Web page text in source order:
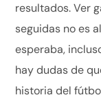
resultados. Ver
seguidas no es
esperaba,
hay dudas de
historia del